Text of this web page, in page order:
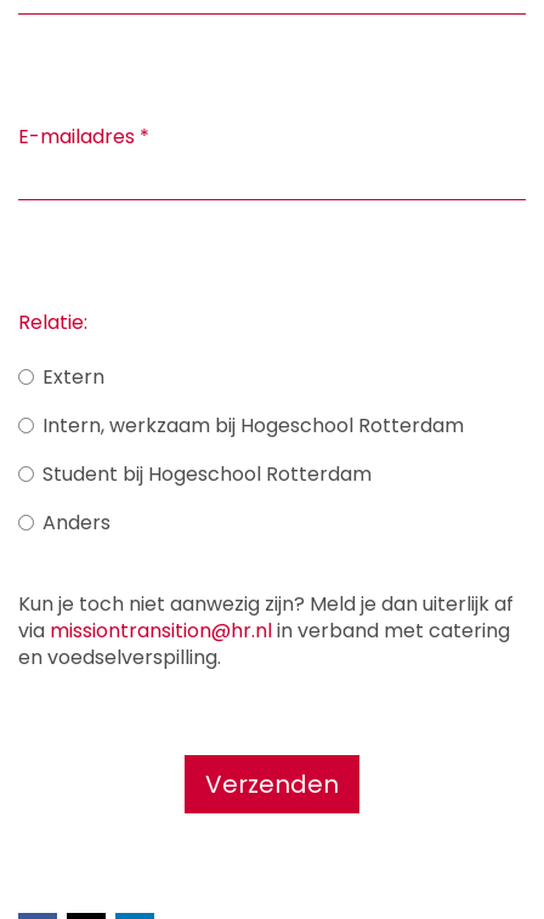
E-mailadres *
Relatie:
Extern
Intern, werkzaam bij Hogeschool Rotterdam
Student bij Hogeschool Rotterdam
Anders
Kun je toch niet aanwezig zijn? Meld je dan uiterlijk af
via missiontransition@hr.nlin verband met catering
en voedselverspilling.
Verzenden